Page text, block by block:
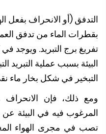
(أو الانحراف بفعل
الماء من تدفق العملية
برج التبريد. ويوجد في كل
بسبب عملية التبريد
في شكل بخار ماء نقي ولا
ذلك، فإن الانحراف هو
فيه في البيئة عن
في مجرى الهواء